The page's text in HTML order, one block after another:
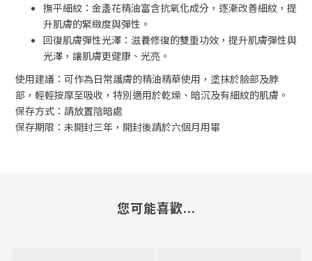
撫平細紋：金盞花精油富含抗氧化成分，逐漸改善細紋，提
升肌膚的緊緻度與彈性。
回復肌膚彈性光澤：滋養修復的雙重功效，提升肌膚彈性與
光澤，讓肌膚更健康、光亮。
使用建議：可作為日常護膚的精油精華使用，塗抹於臉部及脖
部，輕輕按摩至吸收，特別適用於乾燥、暗沉及有細紋的肌膚。
保存方式：請放置陰暗處
保存期限：未開封三年，開封後請於六個月用畢
您可能喜歡...